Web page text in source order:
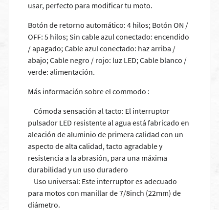
usar, perfecto para modificar tu moto.
Botón de retorno automático: 4 hilos; Botón ON /
OFF: 5 hilos; Sin cable azul conectado: encendido
/ apagado; Cable azul conectado: haz arriba /
abajo; Cable negro / rojo: luz LED; Cable blanco /
verde: alimentación.
Más información sobre el commodo :
Cómoda sensación al tacto: El interruptor
pulsador LED resistente al agua está fabricado en
aleación de aluminio de primera calidad con un
aspecto de alta calidad, tacto agradable y
resistencia a la abrasión, para una máxima
durabilidad y un uso duradero
Uso universal: Este interruptor es adecuado
para motos con manillar de 7/8inch (22mm) de
diámetro.